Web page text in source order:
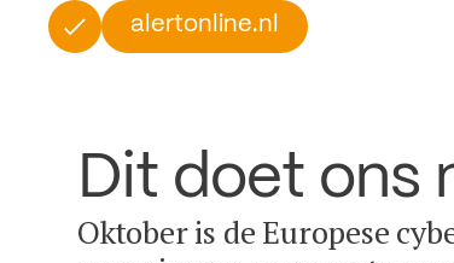
alertonline.nl
Dit doet ons
Oktober is de Europese